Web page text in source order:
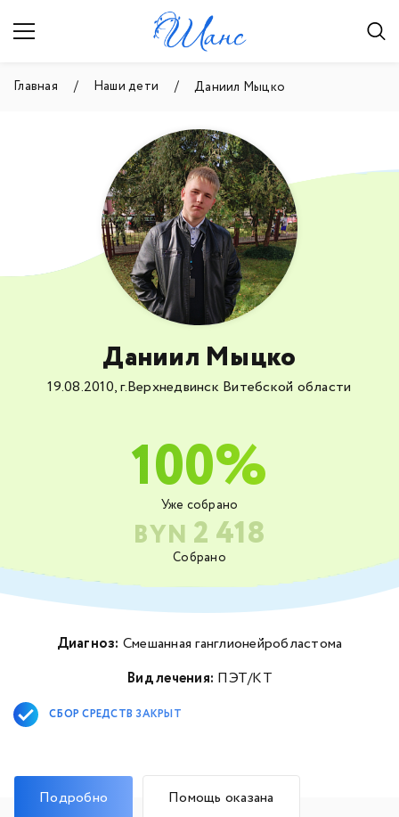
Главная Наши дети Даниил Мыцко
Собрано
BYN 2 418
Уже собрано
100%
Даниил Мыцко
19.08.2010, г.Верхнедвинск Витебской области
Диагноз: Смешанная ганглионейробластома
Вид лечения: ПЭТ/КТ
СБОР СРЕДСТВ ЗАКРЫТ
Подробно Помощь оказана